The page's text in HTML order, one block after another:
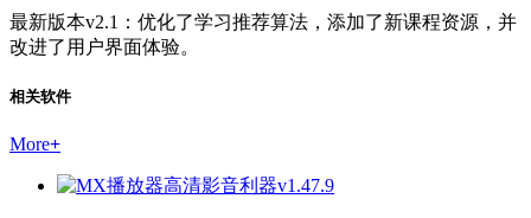
最新版本v2.1：优化了学习推荐算法，添加了新课程资源，并
改进了用户界面体验。
相关软件
More+